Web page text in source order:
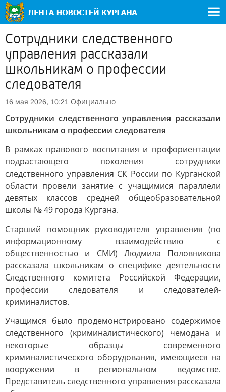
Сотрудники следственного
управления рассказали
школьникам о профессии
следователя
16 мая 2026, 10:21 Официально
Сотрудники следственного управления рассказали
школьникам о профессии следователя
В рамках правового воспитания и профориентации
подрастающего поколения сотрудники
следственного управления СК России по Курганской
области провели занятие с учащимися параллели
девятых классов средней общеобразовательной
школы № 49 города Кургана.
Старший помощник руководителя управления (по
информационному взаимодействию с
общественностью и СМИ) Людмила Половникова
рассказала школьникам о специфике деятельности
Следственного комитета Российской Федерации,
профессии следователя и следователей-
криминалистов.
Учащимся было продемонстрировано содержимое
следственного (криминалистического) чемодана и
некоторые образцы современного
криминалистического оборудования, имеющиеся на
вооружении в региональном ведомстве.
Представитель следственного управления рассказала